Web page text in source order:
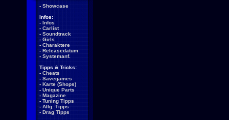
- Showcase
Infos:
- Infos
- Carlist
- Soundtrack
- Girls
- Charaktere
- Releasedatum
- Systemanf.
Tipps & Tricks:
- Cheats
- Savegames
- Karte (Shops)
- Unique Parts
- Magazine
- Tuning Tipps
- Allg. Tipps
- Drag Tipps